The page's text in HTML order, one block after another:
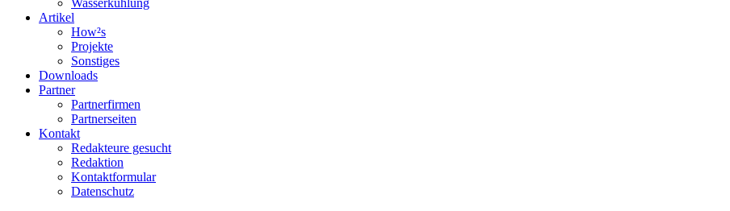
Wasserkühlung
Artikel
How²s
Projekte
Sonstiges
Downloads
Partner
Partnerfirmen
Partnerseiten
Kontakt
Redakteure gesucht
Redaktion
Kontaktformular
Datenschutz